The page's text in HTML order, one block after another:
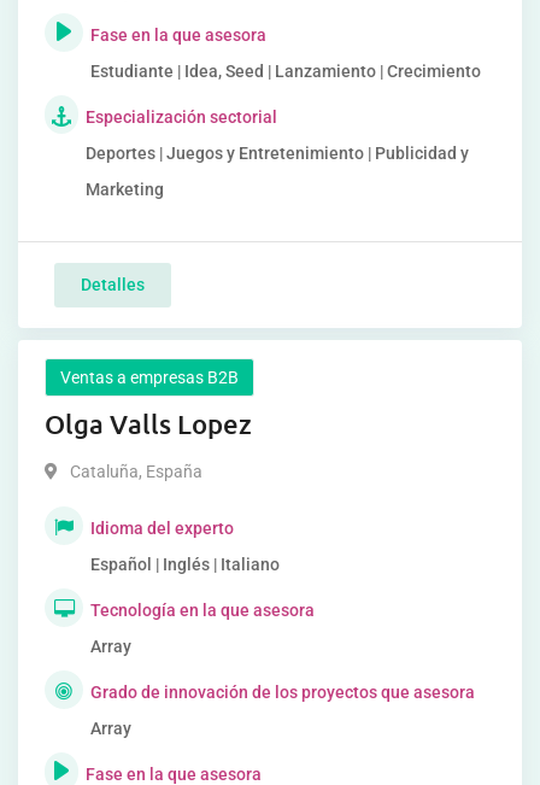
Fase en la que asesora
Estudiante | Idea, Seed | Lanzamiento | Crecimiento
Especialización sectorial
Deportes | Juegos y Entretenimiento | Publicidad y
Marketing
Detalles
Ventas a empresas B2B
Olga Valls Lopez
Cataluña, España
Idioma del experto
Español | Inglés | Italiano
Tecnología en la que asesora
Array
Grado de innovación de los proyectos que asesora
Array
Fase en la que asesora